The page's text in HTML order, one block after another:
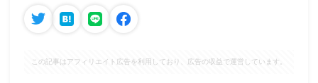
この記事はアフィリエイト広告を利用しており、広告の収益で運営しています。